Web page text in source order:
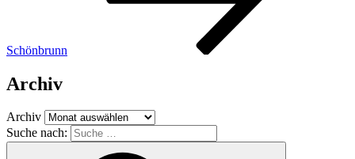
Schönbrunn
Archiv
Archiv
Suche nach: